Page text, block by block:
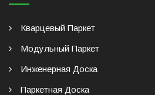
Кварцевый Паркет
Модульный Паркет
Инженерная Доска
Паркетная Доска